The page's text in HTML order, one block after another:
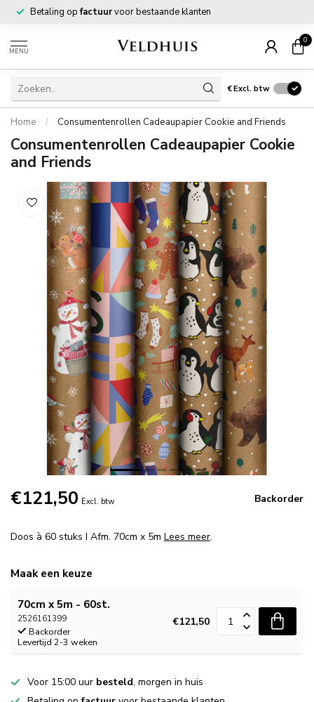
Betaling opfactuurvoor bestaande klanten
MENU
0
€Excl. btw
Home / Consumentenrollen Cadeaupapier Cookie and Friends
Consumentenrollen Cadeaupapier Cookie
and Friends
€121,50 Excl. btw Backorder
Doos à 60 stuks I Afm. 70cm x 5m Lees meer.
Maak een keuze
70cm x 5m - 60st.
2526161399
Backorder
Levertijd 2-3 weken
€121,50
Voor 15:00 uur besteld, morgen in huis